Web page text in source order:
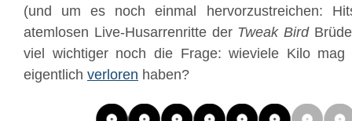
(und um es noch einmal hervorzustreichen:
atemlosen Live-Husarrenritte der Tweak Bird
viel wichtiger noch die Frage: wieviele Kilo
eigentlich verloren haben?